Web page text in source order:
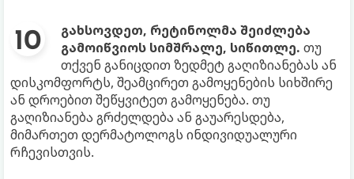
გახსოვდეთ, რეტინოლმა შეიძლება
გამოიწვიოს სიმშრალე, სიწითლე. თუ
თქვენ განიცდით ზედმეტ გაღიზიანებას ან
დისკომფორტს, შეამცირეთ გამოყენების სიხშირე
ან დროებით შეწყვიტეთ გამოყენება. თუ
გაღიზიანება გრძელდება ან გაუარესდება,
მიმართეთ დერმატოლოგს ინდივიდუალური
რჩევისთვის.